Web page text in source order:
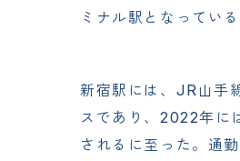
ミナル駅となってい
新宿駅には、JR山手
スであり、2022年
されるに至った。通